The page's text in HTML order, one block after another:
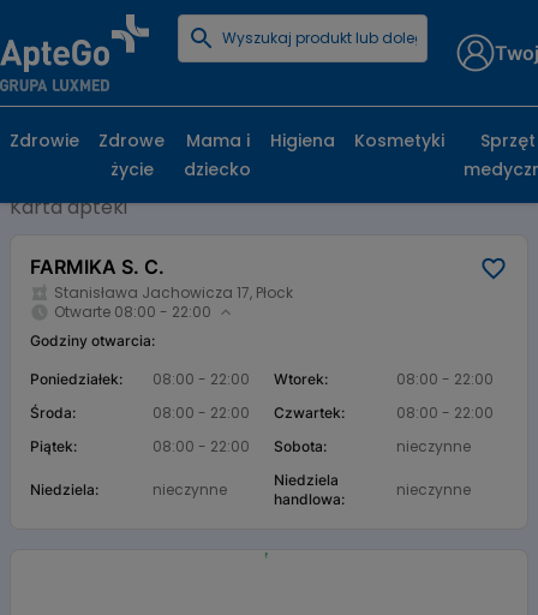
Strona główna
FARMIKA S. C., Stanisława Jachowicza 17,
Karta apteki
FARMIKA S. C.
Stanisława Jachowicza 17, Płock
Otwarte 08:00 - 22:00
Godziny otwarcia:
Poniedziałek: 08:00 - 22:00 Wtorek: 08:00 - 22:00
Środa: 08:00 - 22:00 Czwartek: 08:00 - 22:00
Piątek: 08:00 - 22:00 Sobota: nieczynne
Niedziela: nieczynne
Niedziela
handlowa:
nieczynne
Zdrowie
Zdrowe
życie
Mama i
dziecko
Higiena Kosmetyki
Sprzęt